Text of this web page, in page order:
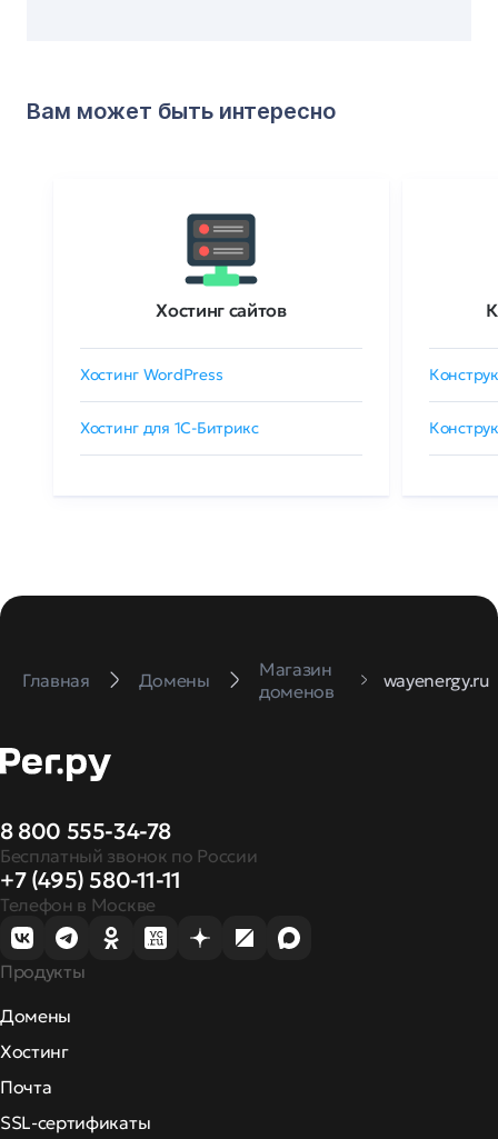
Вам может быть интересно
Хостинг сайтов
Хостинг WordPress
Хостинг для 1C-Битрикс
Главная Домены
Магазин
доменов
wayenergy.ru
8 800 555-34-78
Бесплатный звонок по России
+7 (495) 580-11-11
Телефон в Москве
Продукты
Домены
Хостинг
Почта
SSL-сертификаты